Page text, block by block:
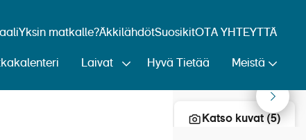
Yksin matkalle?ÄkkilähdötSuosikitOTA YHTEYTTÄ
Laivat Hyvä Tietää Meistä
Katso kuvat (5)
8.6.2022